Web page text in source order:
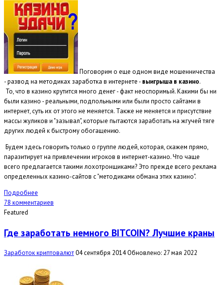
Поговорим о еще одном виде мошенничества
- развод на методиках заработка в интернете - выигрыша в казино.
То, что в казино крутится много денег - факт неоспоримый. Какими бы ни
были казино - реальными, подпольными или были просто сайтами в
интернет, суть их от этого не меняется. Также не меняется и присутствие
массы жуликов и "зазывал", которые пытаются заработать на жгучей тяге
других людей к быстрому обогащению.
Будем здесь говорить только о группе людей, которая, скажем прямо,
паразитирует на привлечении игроков в интернет-казино. Что чаще
всего предлагается такими лохотронщиками? Это прежде всего реклама
определенных казино-сайтов с "методиками обмана этих казино".
Подробнее
78 комментариев
Featured
Где заработать немного BITCOIN? Лучшие краны
Заработок криптовалют04 сентября 2014Обновлено: 27 мая 2022